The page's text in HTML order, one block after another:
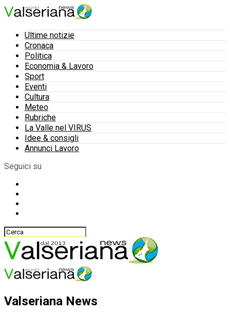
Ultime notizie
Cronaca
Politica
Economia & Lavoro
Sport
Eventi
Cultura
Meteo
Rubriche
La Valle nel VIRUS
Idee & consigli
Annunci Lavoro
Seguici su
Valseriana News